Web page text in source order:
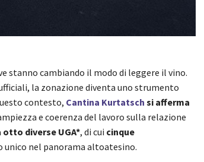
stanno cambiando il modo di leggere il vino.
la zonazione diventa uno strumento
contesto, Cantina Kurtatsch si afferma
e coerenza del lavoro sulla relazione
diverse UGA*, di cui cinque
unico nel panorama altoatesino.